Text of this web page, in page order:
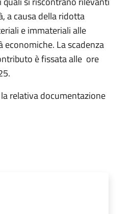
a causa della ridotta
e immateriali alle
economiche. La scadenza
è fissata alle ore
relativa documentazione